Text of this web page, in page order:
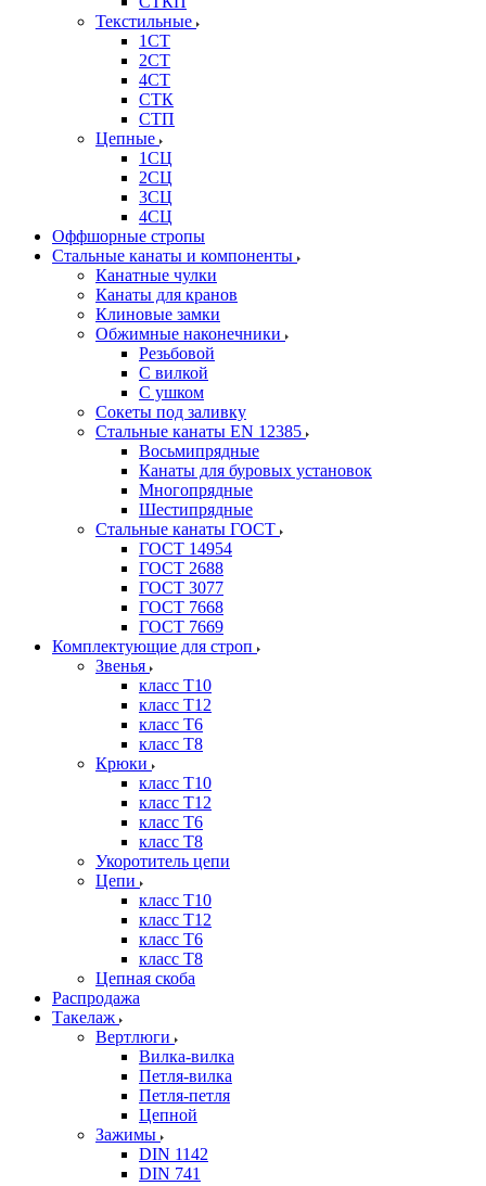
Текстильные
1СТ
2СТ
4СТ
СТК
СТП
Цепные
1СЦ
2СЦ
3СЦ
4СЦ
Оффшорные стропы
Стальные канаты и компоненты
Канатные чулки
Канаты для кранов
Клиновые замки
Обжимные наконечники
Резьбовой
С вилкой
С ушком
Сокеты под заливку
Стальные канаты EN 12385
Восьмипрядные
Канаты для буровых установок
Многопрядные
Шестипрядные
Стальные канаты ГОСТ
ГОСТ 14954
ГОСТ 2688
ГОСТ 3077
ГОСТ 7668
ГОСТ 7669
Комплектующие для строп
Звенья
класс Т10
класс Т12
класс Т6
класс Т8
Крюки
класс Т10
класс Т12
класс Т6
класс Т8
Укоротитель цепи
Цепи
класс Т10
класс Т12
класс Т6
класс Т8
Цепная скоба
Распродажа
Такелаж
Вертлюги
Вилка-вилка
Петля-вилка
Петля-петля
Цепной
Зажимы
DIN 1142
DIN 741